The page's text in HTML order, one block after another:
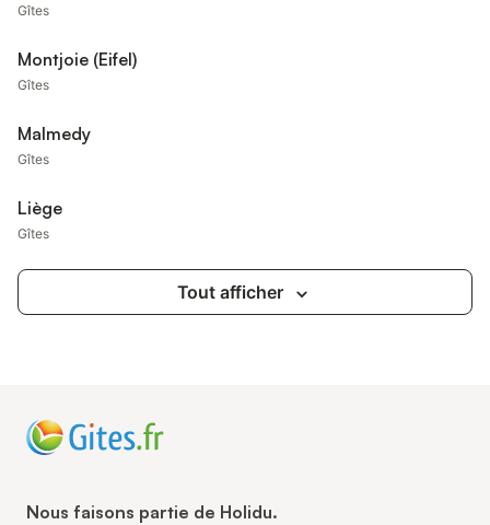
Gîtes
Montjoie (Eifel)
Gîtes
Malmedy
Gîtes
Liège
Gîtes
Tout afficher
Nous faisons partie de Holidu.